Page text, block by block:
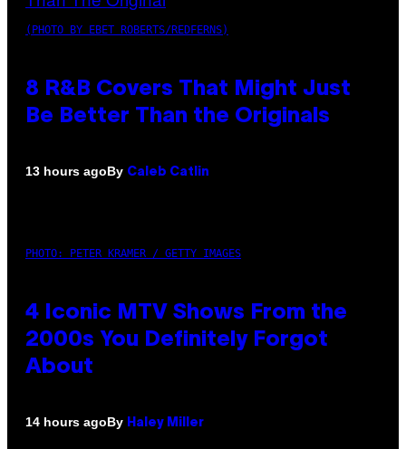
(PHOTO BY EBET ROBERTS/REDFERNS)
8 R&B Covers That Might Just
Be Better Than the Originals
13 hours agoBy Caleb Catlin
PHOTO: PETER KRAMER / GETTY IMAGES
4 Iconic MTV Shows From the
2000s You Definitely Forgot
About
14 hours agoBy Haley Miller